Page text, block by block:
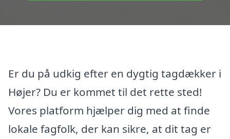
Er du på udkig efter en dygtig tagdækker i
Højer? Du er kommet til det rette sted!
Vores platform hjælper dig med at finde
lokale fagfolk, der kan sikre, at dit tag er